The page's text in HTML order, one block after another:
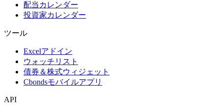
配当カレンダー
投資家カレンダー
ツール
Excelアドイン
ウォッチリスト
債券＆株式ウィジェット
Cbondsモバイルアプリ
API